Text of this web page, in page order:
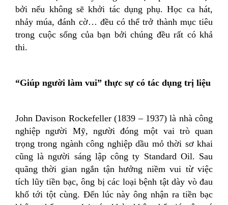
bởi nếu không sẽ khởi tác dụng phụ. Học ca hát,
nhảy múa, đánh cờ… đều có thể trở thành mục tiêu
trong cuộc sống của bạn bởi chúng đều rất có khả
thi.
“Giúp người làm vui” thực sự có tác dụng trị liệu
John Davison Rockefeller (1839 – 1937) là nhà công
nghiệp người Mỹ, người đóng một vai trò quan
trọng trong ngành công nghiệp dầu mỏ thời sơ khai
cũng là người sáng lập công ty Standard Oil. Sau
quãng thời gian ngắn tận hưởng niềm vui từ việc
tích lũy tiền bạc, ông bị các loại bệnh tật dày vò đau
khổ tới tột cùng. Đến lúc này ông nhận ra tiền bạc